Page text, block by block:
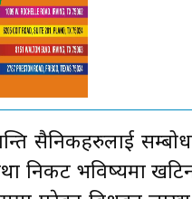
सैनिकहरुलाई
निकट भविष्यमा